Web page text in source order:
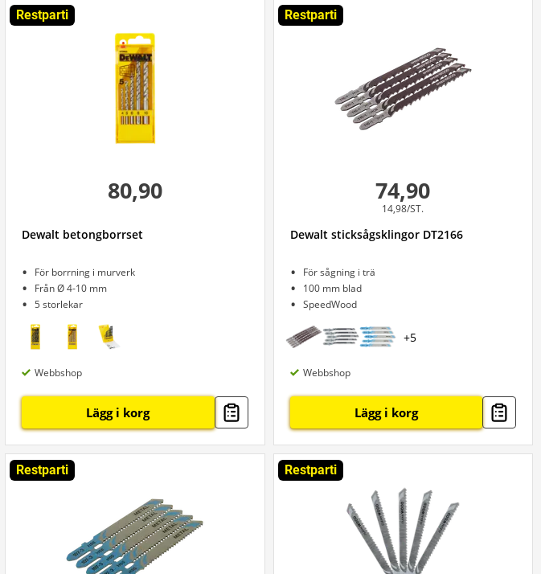
Restparti
80,90
Dewalt betongborrset
För borrning i murverk
Från Ø 4-10 mm
5 storlekar
Webbshop
Lägg i korg
Restparti
74,90
14,98/ST.
Dewalt sticksågsklingor DT2166
För sågning i trä
100 mm blad
SpeedWood
+5
Webbshop
Lägg i korg
Restparti Restparti